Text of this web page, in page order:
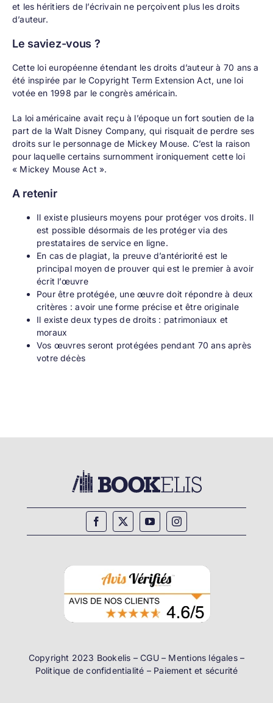
et les héritiers de l’écrivain ne perçoivent plus les droits
d’auteur.
Le saviez-vous ?
Cette loi européenne étendant les droits d’auteur à 70 ans a
été inspirée par le Copyright Term Extension Act, une loi
votée en 1998 par le congrès américain.
La loi américaine avait reçu à l’époque un fort soutien de la
part de la Walt Disney Company, qui risquait de perdre ses
droits sur le personnage de Mickey Mouse. C’est la raison
pour laquelle certains surnomment ironiquement cette loi
« Mickey Mouse Act ».
A retenir
Il existe plusieurs moyens pour protéger vos droits. Il
est possible désormais de les protéger via des
prestataires de service en ligne.
En cas de plagiat, la preuve d’antériorité est le
principal moyen de prouver qui est le premier à avoir
écrit l’œuvre
Pour être protégée, une œuvre doit répondre à deux
critères : avoir une forme précise et être originale
Il existe deux types de droits : patrimoniaux et
moraux
Vos œuvres seront protégées pendant 70 ans après
votre décès
Copyright 2023 Bookelis –CGU– Mentions légales–
Politique de confidentialité – Paiement et sécurité